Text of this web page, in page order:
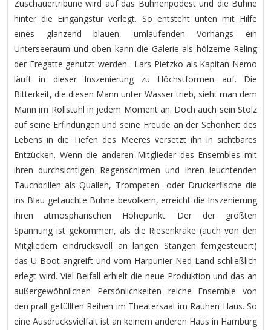
Zuschauertribüne wird auf das Bühnenpodest und die Bühne
hinter die Eingangstür verlegt. So entsteht unten mit Hilfe
eines glänzend blauen, umlaufenden Vorhangs ein
Unterseeraum und oben kann die Galerie als hölzerne Reling
der Fregatte genutzt werden. Lars Pietzko als Kapitän Nemo
läuft in dieser Inszenierung zu Höchstformen auf. Die
Bitterkeit, die diesen Mann unter Wasser trieb, sieht man dem
Mann im Rollstuhl in jedem Moment an. Doch auch sein Stolz
auf seine Erfindungen und seine Freude an der Schönheit des
Lebens in die Tiefen des Meeres versetzt ihn in sichtbares
Entzücken. Wenn die anderen Mitglieder des Ensembles mit
ihren durchsichtigen Regenschirmen und ihren leuchtenden
Tauchbrillen als Quallen, Trompeten- oder Druckerfische die
ins Blau getauchte Bühne bevölkern, erreicht die Inszenierung
ihren atmosphärischen Höhepunkt. Der der größten
Spannung ist gekommen, als die Riesenkrake (auch von den
Mitgliedern eindrucksvoll an langen Stangen ferngesteuert)
das U-Boot angreift und vom Harpunier Ned Land schließlich
erlegt wird. Viel Beifall erhielt die neue Produktion und das an
außergewöhnlichen Persönlichkeiten reiche Ensemble von
den prall gefüllten Reihen im Theatersaal im Rauhen Haus. So
eine Ausdrucksvielfalt ist an keinem anderen Haus in Hamburg